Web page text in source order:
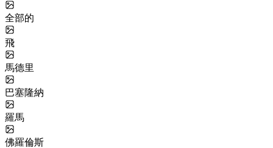
全部的
飛
馬德里
巴塞隆納
羅馬
佛羅倫斯